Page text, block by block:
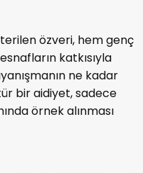
özveri, hem genç
katkısıyla
ne kadar
bir aidiyet, sadece
örnek alınması